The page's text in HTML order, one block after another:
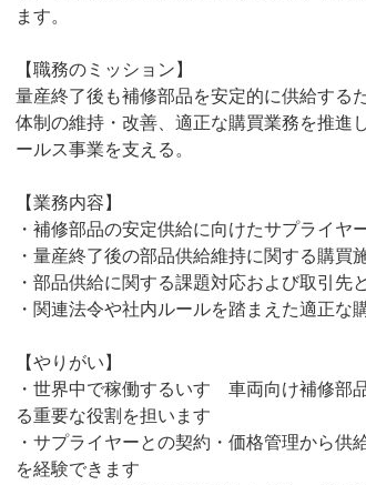
ます。
【職務のミッション】
量産終了後も補修部品を安定的に供給する
体制の維持・改善、適正な購買業務を推進
ールス事業を支える。
【業務内容】
・補修部品の安定供給に向けたサプライヤ
・量産終了後の部品供給維持に関する購買
・部品供給に関する課題対応および取引先
・関連法令や社内ルールを踏まえた適正な
【やりがい】
・世界中で稼働するいすゞ車両向け補修部
る重要な役割を担います
・サプライヤーとの契約・価格管理から
を経験できます